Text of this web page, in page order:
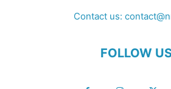
Contact us:
FOLLOW